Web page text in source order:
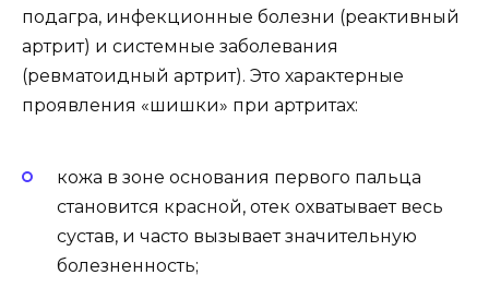
подагра, инфекционные болезни (реактивный
артрит) и системные заболевания
(ревматоидный артрит). Это характерные
проявления «шишки» при артритах:
кожа в зоне основания первого пальца
становится красной, отек охватывает весь
сустав, и часто вызывает значительную
болезненность;